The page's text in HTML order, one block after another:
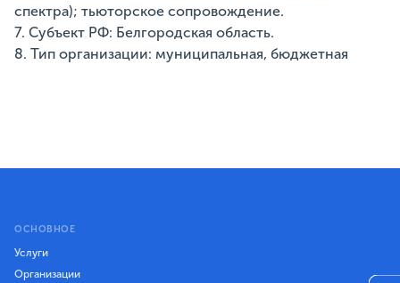
спектра); тьюторское сопровождение.
7. Субъект РФ: Белгородская область.
8. Тип организации: муниципальная, бюджетная
ОСНОВНОЕ
Услуги
Организации